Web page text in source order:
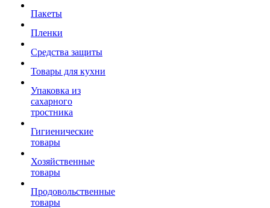
Пакеты
Пленки
Средства защиты
Товары для кухни
Упаковка из
сахарного
тростника
Гигиенические
товары
Хозяйственные
товары
Продовольственные
товары